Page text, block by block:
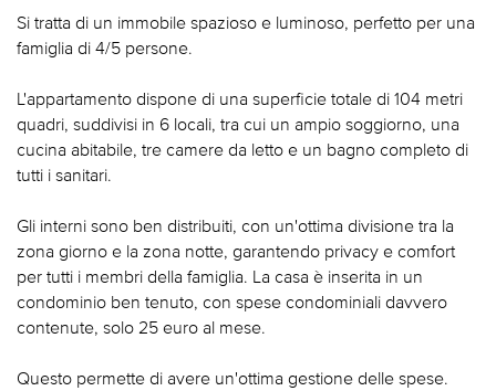
Si tratta di un immobile spazioso e luminoso, perfetto per una
famiglia di 4/5 persone.
L'appartamento dispone di una superficie totale di 104 metri
quadri, suddivisi in 6 locali, tra cui un ampio soggiorno, una
cucina abitabile, tre camere da letto e un bagno completo di
tutti i sanitari.
Gli interni sono ben distribuiti, con un'ottima divisione tra la
zona giorno e la zona notte, garantendo privacy e comfort
per tutti i membri della famiglia. La casa è inserita in un
condominio ben tenuto, con spese condominiali davvero
contenute, solo 25 euro al mese.
Questo permette di avere un'ottima gestione delle spese.